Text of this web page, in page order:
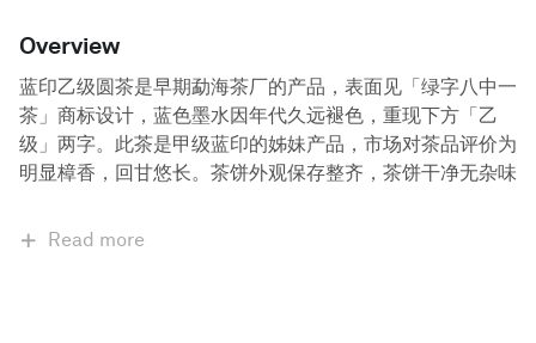
Overview
蓝印乙级圆茶是早期勐海茶厂的产品，表面见「绿字八中一
茶」商标设计，蓝色墨水因年代久远褪色，重现下方「乙
级」两字。此茶是甲级蓝印的姊妹产品，市场对茶品评价为
明显樟香，回甘悠长。茶饼外观保存整齐，茶饼干净无杂味
Read more